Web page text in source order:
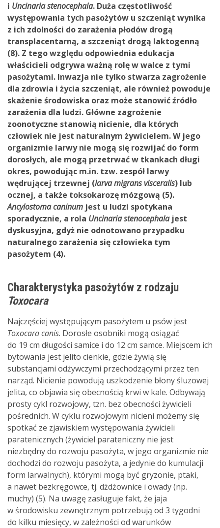
i Uncinaria stenocephala. Duża częstotliwość
występowania tych pasożytów u szczeniąt wynika
z ich zdolności do zarażenia płodów drogą
transplacentarną, a szczeniąt drogą laktogenną
(8). Z tego względu odpowiednia edukacja
właścicieli odgrywa ważną rolę w walce z tymi
pasożytami. Inwazja nie tylko stwarza zagrożenie
dla zdrowia i życia szczeniąt, ale również powoduje
skażenie środowiska oraz może stanowić źródło
zarażenia dla ludzi. Główne zagrożenie
zoonotyczne stanowią nicienie, dla których
człowiek nie jest naturalnym żywicielem. W jego
organizmie larwy nie mogą się rozwijać do form
dorosłych, ale mogą przetrwać w tkankach długi
okres, powodując m.in. tzw. zespół larwy
wędrującej trzewnej (larva migrans visceralis) lub
ocznej, a także toksokarozę mózgową (5).
Ancylostoma caninum jest u ludzi spotykana
sporadycznie, a rola Uncinaria stenocephalajest
dyskusyjna, gdyż nie odnotowano przypadku
naturalnego zarażenia się człowieka tym
pasożytem (4).
Charakterystyka pasożytów z rodzaju
Toxocara
Najczęściej występującym pasożytem u psów jest
Toxocara canis. Dorosłe osobniki mogą osiągać
do 19 cm długości samice i do 12 cm samce. Miejscem ich
bytowania jest jelito cienkie, gdzie żywią się
substancjami odżywczymi przechodzącymi przez ten
narząd. Nicienie powodują uszkodzenie błony śluzowej
jelita, co objawia się obecnością krwi w kale. Odbywają
prosty cykl rozwojowy, tzn. bez obecności żywicieli
pośrednich. W cyklu rozwojowym nicieni możemy się
spotkać ze zjawiskiem występowania żywicieli
paratenicznych (żywiciel parateniczny nie jest
niezbędny do rozwoju pasożyta, w jego organizmie nie
dochodzi do rozwoju pasożyta, a jedynie do kumulacji
form larwalnych), którymi mogą być gryzonie, ptaki,
a nawet bezkręgowce, tj. dżdżownice i owady (np.
muchy) (5). Na uwagę zasługuje fakt, że jaja
w środowisku zewnętrznym potrzebują od 3 tygodni
do kilku miesięcy, w zależności od warunków